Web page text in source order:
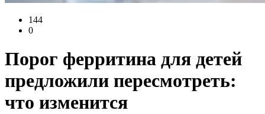
144
0
Порог ферритина для детей
предложили пересмотреть:
что изменится